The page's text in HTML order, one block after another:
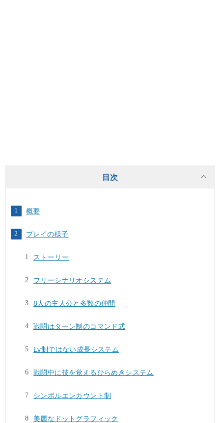
目次
概要
プレイの様子
ストーリー
フリーシナリオシステム
8人の主人公と多数の仲間
戦闘はターン制のコマンド式
Lv制ではない成長システム
戦闘中に技を覚えるひらめきシステム
シンボルエンカウント制
美麗なドットグラフィック